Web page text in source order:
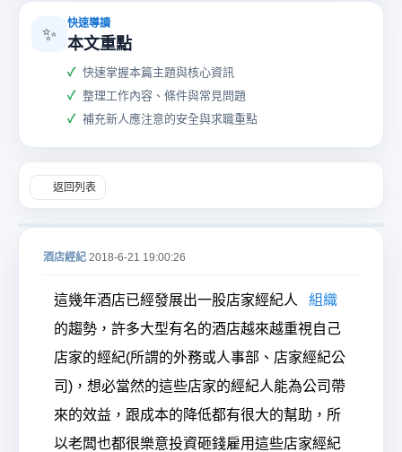
✨
快速導讀
本文重點
快速掌握本篇主題與核心資訊
整理工作內容、條件與常見問題
補充新人應注意的安全與求職重點
返回列表
酒店經紀 2018-6-21 19:00:26
這幾年酒店已經發展出一股店家經紀人
組織
的趨勢，許多大型有名的酒店越來越重視自己
店家的經紀(所謂的外務或人事部、店家經紀公
司)，想必當然的這些店家的經紀人能為公司帶
來的效益，跟成本的降低都有很大的幫助，所
以老闆也都很樂意投資砸錢雇用這些店家經紀